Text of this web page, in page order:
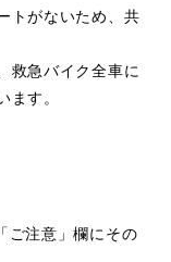
トがないため、共
救急バイク全車に
ます。
ご注意」欄にその